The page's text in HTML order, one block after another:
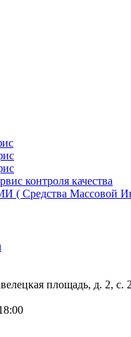
контроля качества
( Средства Массовой
площадь, д. 2, с.